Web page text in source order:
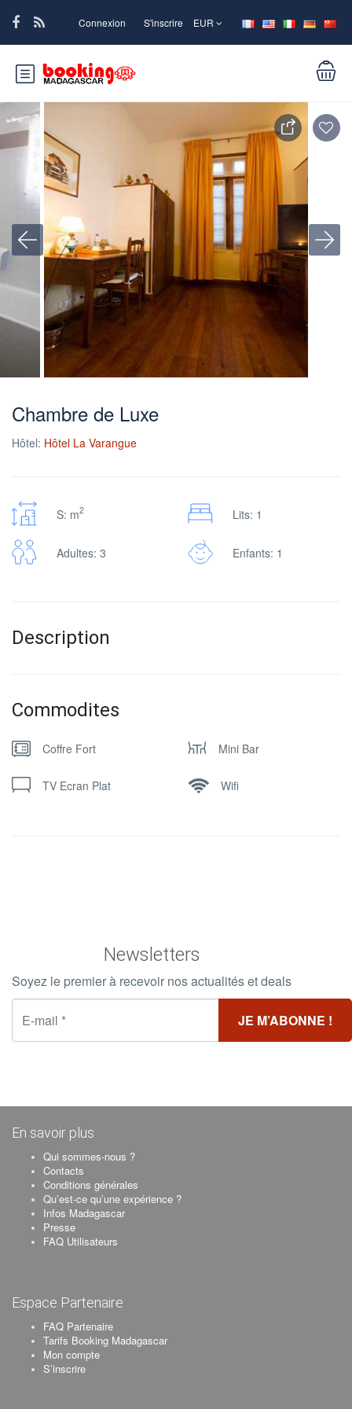
Connexion S'inscrire EUR
Chambre de Luxe
Hôtel: Hôtel La Varangue
S: m2 Lits: 1
Adultes: 3 Enfants: 1
Description
Commodites
Coffre Fort Mini Bar
TV Ecran Plat Wifi
Newsletters
Soyez le premier à recevoir nos actualités et deals
En savoir plus
Qui sommes-nous ?
Contacts
Conditions générales
Qu’est-ce qu’une expérience ?
Infos Madagascar
Presse
FAQ Utilisateurs
Espace Partenaire
FAQ Partenaire
Tarifs Booking Madagascar
Mon compte
S’inscrire